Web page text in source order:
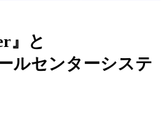
』と
ルセンターシステ